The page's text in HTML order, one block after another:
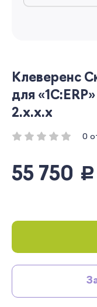
Клеверенс
для
2.x.x.x
0
55 750 руб.